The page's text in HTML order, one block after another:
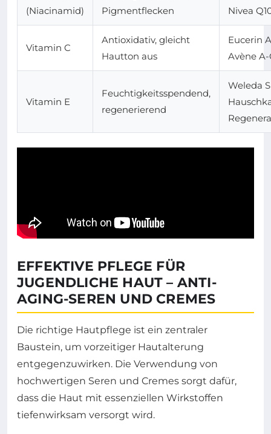
(Niacinamid)
Pigmentflecken
Nivea
Vitamin C
Antioxidativ, gleicht
Hautton aus
Eucerin
Avène
Vitamin E
Feuchtigkeitsspendend,
regenerierend
Weleda
EFFEKTIVE PFLEGE FÜR
JUGENDLICHE HAUT – ANTI-
AGING-SEREN UND CREMES
Die richtige Hautpflege ist ein zentraler
Baustein, um vorzeitiger Hautalterung
entgegenzuwirken. Die Verwendung von
hochwertigen Seren und Cremes sorgt dafür,
dass die Haut mit essenziellen Wirkstoffen
tiefenwirksam versorgt wird.